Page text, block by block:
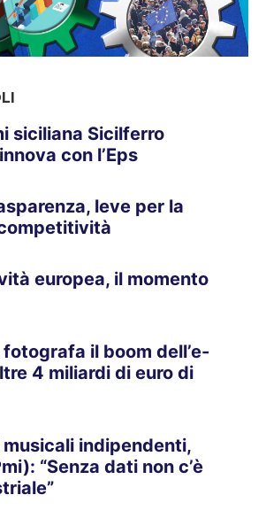
siciliana Sicilferro
con l’Eps
leve per la
europea, il momento
il boom dell’e-
4 miliardi di euro di
indipendenti,
“Senza dati non c’è